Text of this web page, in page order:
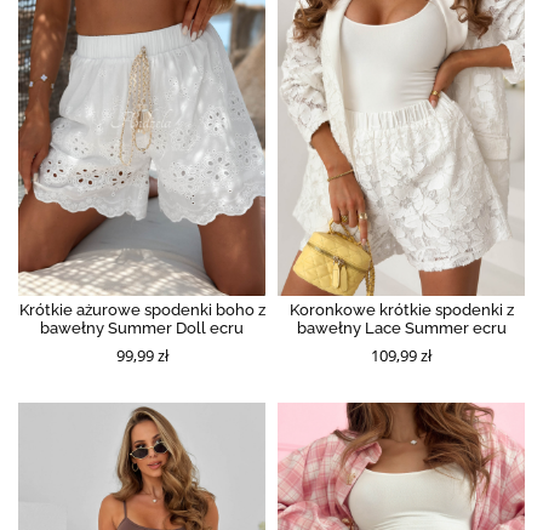
Krótkie ażurowe spodenki boho z
bawełny Summer Doll ecru
99,99 zł
Koronkowe krótkie spodenki z
bawełny Lace Summer ecru
109,99 zł